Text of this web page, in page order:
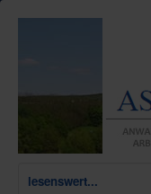
lesenswert...